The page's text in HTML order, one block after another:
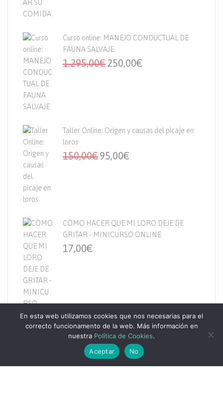
Curso online: MANEJO CONDUCTUAL DE
FAUNA SALVAJE
1.295,00€250,00€
Taller Online: Origen y causas del picaje en
loros
150,00€95,00€
CÓMO HACER QUE MI LORO DEJE DE
GRITAR - MINICURSO ONLINE
17,00€
© YOLCATI 2026 | Todos los derechos reservados
En esta web utilizamos cookies que nos necesarias para el
correcto funcionamento de la web. Más información en
nuestra Política de Cookies.
Aceptar
No